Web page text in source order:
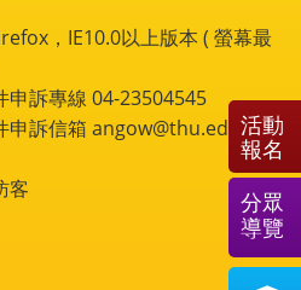
，IE10.0以上版本 ( 螢幕最
申訴專線 04-23504545
申訴信箱 angow@thu.edu.tw
客
活動
報名
分眾
導覽